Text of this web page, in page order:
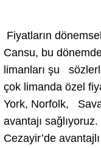
Fiyatların
Cansu, bu
limanları şu
çok limanda özel
York, Norfolk,
avantajı
Cezayir’de